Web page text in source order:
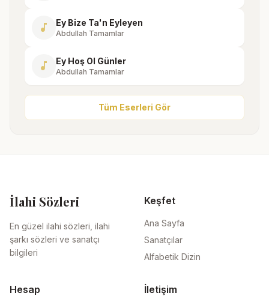
music_note Ey Bize Ta'n Eyleyen
Abdullah Tamamlar
music_note Ey Hoş Ol Günler
Abdullah Tamamlar
Tüm Eserleri Gör
İlahi Sözleri
En güzel ilahi sözleri, ilahi
şarkı sözleri ve sanatçı
bilgileri
Keşfet
Ana Sayfa
Sanatçılar
Alfabetik Dizin
Hesap İletişim